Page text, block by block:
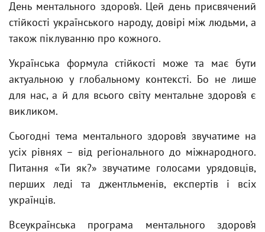
День ментального здоров’я. Цей день присвячений
стійкості українського народу, довірі між людьми, а
також піклуванню про кожного.
Українська формула стійкості може та має бути
актуальною у глобальному контексті. Бо не лише
для нас, а й для всього світу ментальне здоров’я є
викликом.
Сьогодні тема ментального здоров’я звучатиме на
усіх рівнях – від регіонального до міжнародного.
Питання «Ти як?» звучатиме голосами урядовців,
перших леді та джентльменів, експертів і всіх
українців.
Всеукраїнська програма ментального здоров’я